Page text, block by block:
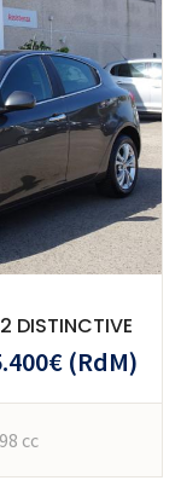
DISTINCTIVE
(RdM)
cc